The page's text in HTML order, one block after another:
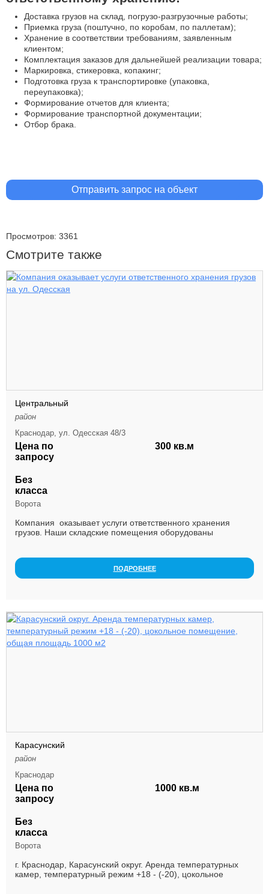
Доставка грузов на склад, погрузо-разгрузочные работы;
Приемка груза (поштучно, по коробам, по паллетам);
Хранение в соответствии требованиям, заявленным
клиентом;
Комплектация заказов для дальнейшей реализации товара;
Маркировка, стикеровка, копакинг;
Подготовка груза к транспортировке (упаковка,
переупаковка);
Формирование отчетов для клиента;
Формирование транспортной документации;
Отбор брака.
Отправить запрос на объект
Просмотров: 3361
Смотрите также
Центральный
район
Краснодар, ул. Одесская 48/3
Цена по
запросу
300 кв.м
Без
класса
Ворота
Компания оказывает услуги ответственного хранения
грузов. Наши складские помещения оборудованы
ПОДРОБНЕЕ
Карасунский
район
Краснодар
Цена по
запросу
1000 кв.м
Без
класса
Ворота
г. Краснодар, Карасунский округ. Аренда температурных
камер, температурный режим +18 - (-20), цокольное